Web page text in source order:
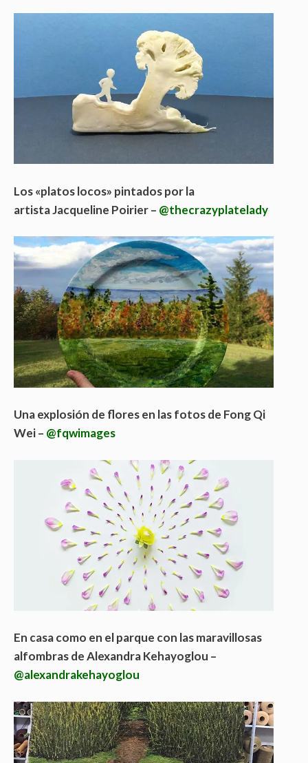
Los «platos locos» pintados por la
artista Jacqueline Poirier – @thecrazyplatelady
Una explosión de flores en las fotos de Fong Qi
Wei – @fqwimages
En casa como en el parque con las maravillosas
alfombras de Alexandra Kehayoglou –
@alexandrakehayoglou